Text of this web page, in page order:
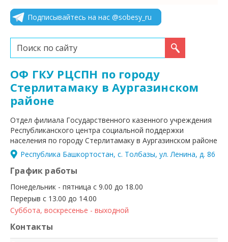
Подписывайтесь на нас @sobesy_ru
Искать...
ОФ ГКУ РЦСПН по городу
Стерлитамаку в Аургазинском
районе
Отдел филиала Государственного казенного учреждения
Республиканского центра социальной поддержки
населения по городу Стерлитамаку в Аургазинском районе
Республика Башкортостан, с. Толбазы, ул. Ленина, д. 86
График работы
Понедельник - пятница с 9.00 до 18.00
Перерыв с 13.00 до 14.00
Суббота, воскресенье - выходной
Контакты